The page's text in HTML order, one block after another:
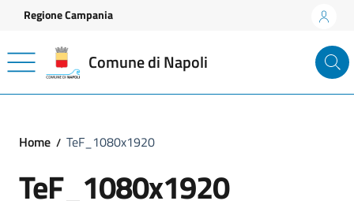
Vai ai contenuti
Vai al footer
Regione Campania
Comune di Napoli
Home TeF_1080x1920
TeF_1080x1920